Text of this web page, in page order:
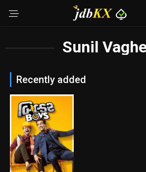
Sunil
Recently added